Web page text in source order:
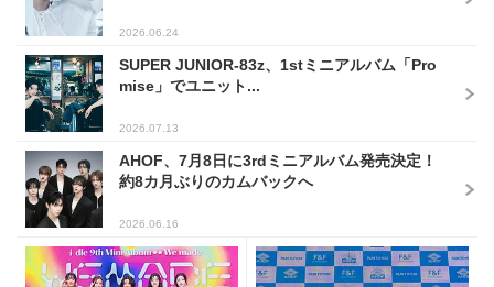
2026.06.24
SUPER JUNIOR-83z、1stミニアルバム「Pro
mise」でユニット...
2026.07.13
AHOF、7月8日に3rdミニアルバム発売決定！
約8カ月ぶりのカムバックへ
2026.06.16